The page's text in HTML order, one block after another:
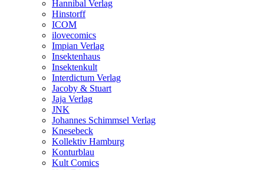
Hannibal Verlag
Hinstorff
ICOM
ilovecomics
Impian Verlag
Insektenhaus
Insektenkult
Interdictum Verlag
Jacoby & Stuart
Jaja Verlag
JNK
Johannes Schimmsel Verlag
Knesebeck
Kollektiv Hamburg
Konturblau
Kult Comics